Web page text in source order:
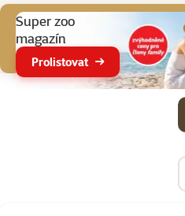
Super zoo
magazín
Prolistovat
Produkty v kategorii Pes na zahradě